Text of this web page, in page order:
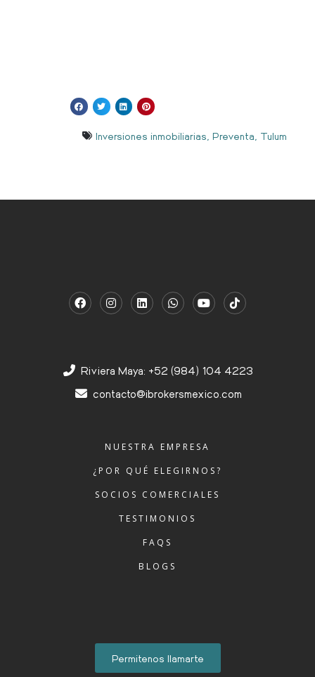
Inversiones inmobiliarias, Preventa, Tulum
Riviera Maya: +52 (984) 104 4223
contacto@ibrokersmexico.com
NUESTRA EMPRESA
¿POR QUÉ ELEGIRNOS?
SOCIOS COMERCIALES
TESTIMONIOS
FAQS
BLOGS
Permitenos llamarte